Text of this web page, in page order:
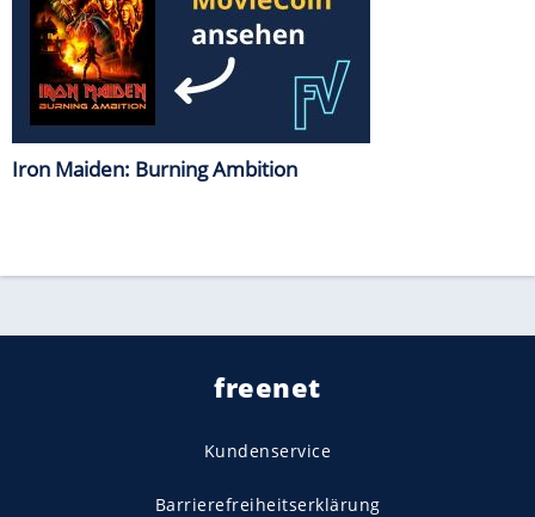
Iron Maiden: Burning Ambition
freenet
Kundenservice
Barrierefreiheitserklärung